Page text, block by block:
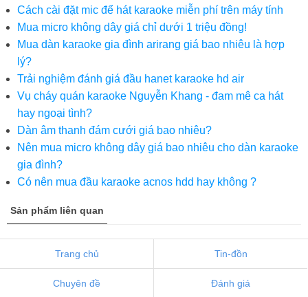
Cách cài đặt mic để hát karaoke miễn phí trên máy tính
Mua micro không dây giá chỉ dưới 1 triệu đồng!
Mua dàn karaoke gia đình arirang giá bao nhiêu là hợp
lý?
Trải nghiệm đánh giá đầu hanet karaoke hd air
Vụ cháy quán karaoke Nguyễn Khang - đam mê ca hát
hay ngoại tình?
Dàn âm thanh đám cưới giá bao nhiêu?
Nên mua micro không dây giá bao nhiêu cho dàn karaoke
gia đình?
Có nên mua đầu karaoke acnos hdd hay không ?
Sản phẩm liên quan
Trang chủ Tin-đồn
Chuyên đề Đánh giá